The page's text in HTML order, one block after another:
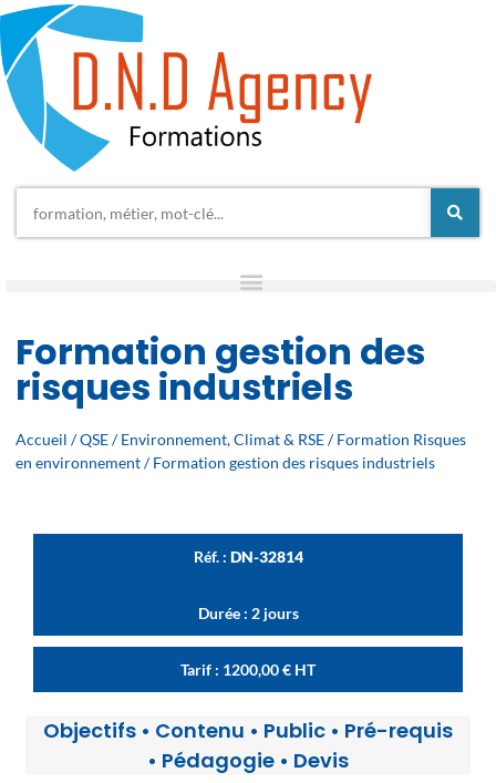
Formation gestion des
risques industriels
Accueil /QSE/Environnement, Climat & RSE/Formation Risques
en environnement/ Formation gestion des risques industriels
Réf. : DN-32814
Durée : 2 jours
Tarif : 1200,00€ HT
Objectifs • Contenu • Public • Pré-requis
• Pédagogie • Devis